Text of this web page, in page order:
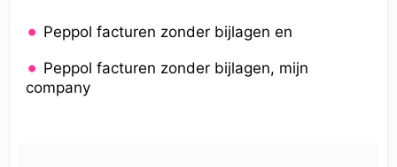
Peppol facturen zonder bijlagen en
Peppol facturen zonder bijlagen, mijn
company